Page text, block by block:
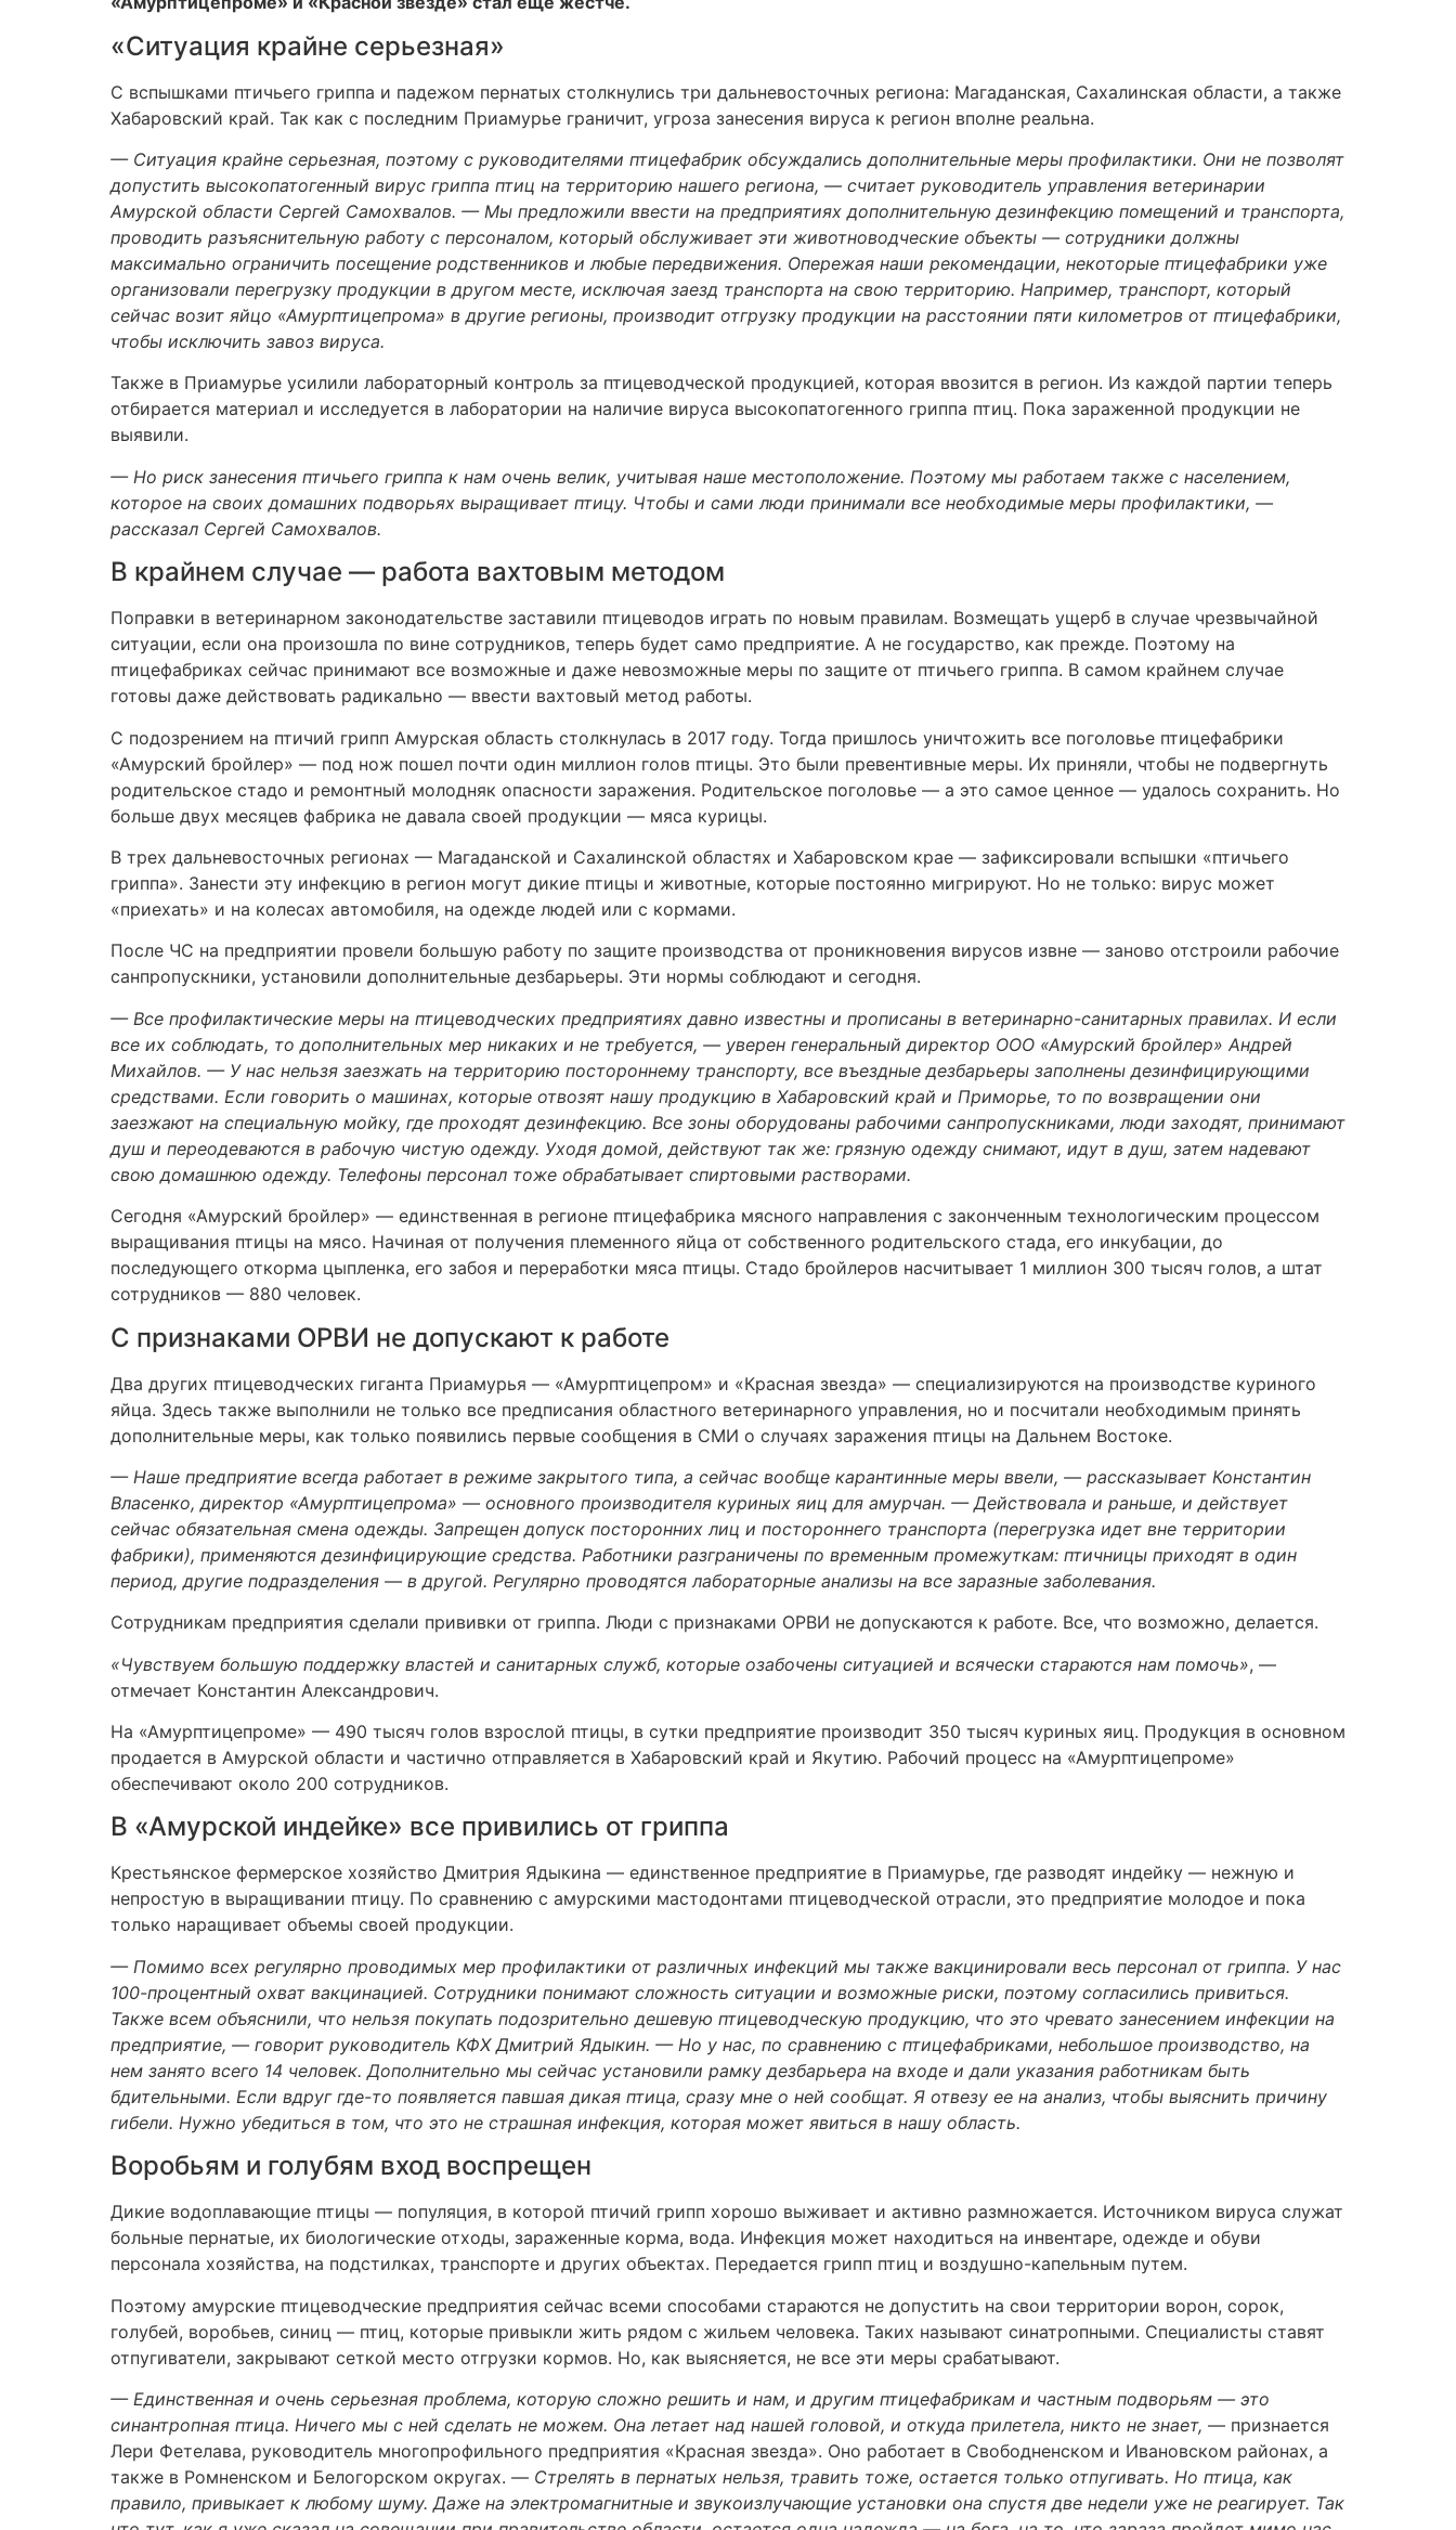
«Ситуация крайне серьезная»
С вспышками птичьего гриппа и падежом пернатых столкнулись три дальневосточных региона: Магаданская, Сахалинская области, а также
Хабаровский край. Так как с последним Приамурье граничит, угроза занесения вируса к регион вполне реальна.
— Ситуация крайне серьезная, поэтому с руководителями птицефабрик обсуждались дополнительные меры профилактики. Они не позволят
допустить высокопатогенный вирус гриппа птиц на территорию нашего региона, — считает руководитель управления ветеринарии
Амурской области Сергей Самохвалов. — Мы предложили ввести на предприятиях дополнительную дезинфекцию помещений и транспорта,
проводить разъяснительную работу с персоналом, который обслуживает эти животноводческие объекты — сотрудники должны
максимально ограничить посещение родственников и любые передвижения. Опережая наши рекомендации, некоторые птицефабрики уже
организовали перегрузку продукции в другом месте, исключая заезд транспорта на свою территорию. Например, транспорт, который
сейчас возит яйцо «Амурптицепрома» в другие регионы, производит отгрузку продукции на расстоянии пяти километров от птицефабрики,
чтобы исключить завоз вируса.
Также в Приамурье усилили лабораторный контроль за птицеводческой продукцией, которая ввозится в регион. Из каждой партии теперь
отбирается материал и исследуется в лаборатории на наличие вируса высокопатогенного гриппа птиц. Пока зараженной продукции не
выявили.
— Но риск занесения птичьего гриппа к нам очень велик, учитывая наше местоположение. Поэтому мы работаем также с населением,
которое на своих домашних подворьях выращивает птицу. Чтобы и сами люди принимали все необходимые меры профилактики, —
рассказал Сергей Самохвалов.
В крайнем случае — работа вахтовым методом
Поправки в ветеринарном законодательстве заставили птицеводов играть по новым правилам. Возмещать ущерб в случае чрезвычайной
ситуации, если она произошла по вине сотрудников, теперь будет само предприятие. А не государство, как прежде. Поэтому на
птицефабриках сейчас принимают все возможные и даже невозможные меры по защите от птичьего гриппа. В самом крайнем случае
готовы даже действовать радикально — ввести вахтовый метод работы.
С подозрением на птичий грипп Амурская область столкнулась в 2017 году. Тогда пришлось уничтожить все поголовье птицефабрики
«Амурский бройлер» — под нож пошел почти один миллион голов птицы. Это были превентивные меры. Их приняли, чтобы не подвергнуть
родительское стадо и ремонтный молодняк опасности заражения. Родительское поголовье — а это самое ценное — удалось сохранить. Но
больше двух месяцев фабрика не давала своей продукции — мяса курицы.
В трех дальневосточных регионах — Магаданской и Сахалинской областях и Хабаровском крае — зафиксировали вспышки «птичьего
гриппа». Занести эту инфекцию в регион могут дикие птицы и животные, которые постоянно мигрируют. Но не только: вирус может
«приехать» и на колесах автомобиля, на одежде людей или с кормами.
После ЧС на предприятии провели большую работу по защите производства от проникновения вирусов извне — заново отстроили рабочие
санпропускники, установили дополнительные дезбарьеры. Эти нормы соблюдают и сегодня.
— Все профилактические меры на птицеводческих предприятиях давно известны и прописаны в ветеринарно-санитарных правилах. И если
все их соблюдать, то дополнительных мер никаких и не требуется, — уверен генеральный директор ООО «Амурский бройлер» Андрей
Михайлов. — У нас нельзя заезжать на территорию постороннему транспорту, все въездные дезбарьеры заполнены дезинфицирующими
средствами. Если говорить о машинах, которые отвозят нашу продукцию в Хабаровский край и Приморье, то по возвращении они
заезжают на специальную мойку, где проходят дезинфекцию. Все зоны оборудованы рабочими санпропускниками, люди заходят, принимают
душ и переодеваются в рабочую чистую одежду. Уходя домой, действуют так же: грязную одежду снимают, идут в душ, затем надевают
свою домашнюю одежду. Телефоны персонал тоже обрабатывает спиртовыми растворами.
Сегодня «Амурский бройлер» — единственная в регионе птицефабрика мясного направления с законченным технологическим процессом
выращивания птицы на мясо. Начиная от получения племенного яйца от собственного родительского стада, его инкубации, до
последующего откорма цыпленка, его забоя и переработки мяса птицы. Стадо бройлеров насчитывает 1 миллион 300 тысяч голов, а штат
сотрудников — 880 человек.
С признаками ОРВИ не допускают к работе
Два других птицеводческих гиганта Приамурья — «Амурптицепром» и «Красная звезда» — специализируются на производстве куриного
яйца. Здесь также выполнили не только все предписания областного ветеринарного управления, но и посчитали необходимым принять
дополнительные меры, как только появились первые сообщения в СМИ о случаях заражения птицы на Дальнем Востоке.
— Наше предприятие всегда работает в режиме закрытого типа, а сейчас вообще карантинные меры ввели, — рассказывает Константин
Власенко, директор «Амурптицепрома» — основного производителя куриных яиц для амурчан. — Действовала и раньше, и действует
сейчас обязательная смена одежды. Запрещен допуск посторонних лиц и постороннего транспорта (перегрузка идет вне территории
фабрики), применяются дезинфицирующие средства. Работники разграничены по временным промежуткам: птичницы приходят в один
период, другие подразделения — в другой. Регулярно проводятся лабораторные анализы на все заразные заболевания.
Сотрудникам предприятия сделали прививки от гриппа. Люди с признаками ОРВИ не допускаются к работе. Все, что возможно, делается.
«Чувствуем большую поддержку властей и санитарных служб, которые озабочены ситуацией и всячески стараются нам помочь», —
отмечает Константин Александрович.
На «Амурптицепроме» — 490 тысяч голов взрослой птицы, в сутки предприятие производит 350 тысяч куриных яиц. Продукция в основном
продается в Амурской области и частично отправляется в Хабаровский край и Якутию. Рабочий процесс на «Амурптицепроме»
обеспечивают около 200 сотрудников.
В «Амурской индейке» все привились от гриппа
Крестьянское фермерское хозяйство Дмитрия Ядыкина — единственное предприятие в Приамурье, где разводят индейку — нежную и
непростую в выращивании птицу. По сравнению с амурскими мастодонтами птицеводческой отрасли, это предприятие молодое и пока
только наращивает объемы своей продукции.
— Помимо всех регулярно проводимых мер профилактики от различных инфекций мы также вакцинировали весь персонал от гриппа. У нас
100-процентный охват вакцинацией. Сотрудники понимают сложность ситуации и возможные риски, поэтому согласились привиться.
Также всем объяснили, что нельзя покупать подозрительно дешевую птицеводческую продукцию, что это чревато занесением инфекции на
предприятие, — говорит руководитель КФХ Дмитрий Ядыкин. — Но у нас, по сравнению с птицефабриками, небольшое производство, на
нем занято всего 14 человек. Дополнительно мы сейчас установили рамку дезбарьера на входе и дали указания работникам быть
бдительными. Если вдруг где-то появляется павшая дикая птица, сразу мне о ней сообщат. Я отвезу ее на анализ, чтобы выяснить причину
гибели. Нужно убедиться в том, что это не страшная инфекция, которая может явиться в нашу область.
Воробьям и голубям вход воспрещен
Дикие водоплавающие птицы — популяция, в которой птичий грипп хорошо выживает и активно размножается. Источником вируса служат
больные пернатые, их биологические отходы, зараженные корма, вода. Инфекция может находиться на инвентаре, одежде и обуви
персонала хозяйства, на подстилках, транспорте и других объектах. Передается грипп птиц и воздушно-капельным путем.
Поэтому амурские птицеводческие предприятия сейчас всеми способами стараются не допустить на свои территории ворон, сорок,
голубей, воробьев, синиц — птиц, которые привыкли жить рядом с жильем человека. Таких называют синатропными. Специалисты ставят
отпугиватели, закрывают сеткой место отгрузки кормов. Но, как выясняется, не все эти меры срабатывают.
— Единственная и очень серьезная проблема, которую сложно решить и нам, и другим птицефабрикам и частным подворьям — это
синантропная птица. Ничего мы с ней сделать не можем. Она летает над нашей головой, и откуда прилетела, никто не знает, — признается
Лери Фетелава, руководитель многопрофильного предприятия «Красная звезда». Оно работает в Свободненском и Ивановском районах, а
также в Ромненском и Белогорском округах. — Стрелять в пернатых нельзя, травить тоже, остается только отпугивать. Но птица, как
правило, привыкает к любому шуму. Даже на электромагнитные и звукоизлучающие установки она спустя две недели уже не реагирует. Так